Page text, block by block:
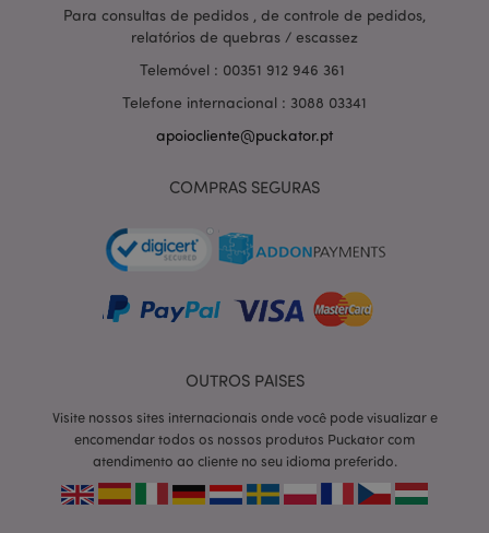
Para consultas de pedidos , de controle de pedidos,
relatórios de quebras / escassez
Telemóvel : 00351 912 946 361
Telefone internacional : 3088 03341
apoiocliente@puckator.pt
COMPRAS SEGURAS
OUTROS PAISES
Visite nossos sites internacionais onde você pode visualizar e
encomendar todos os nossos produtos Puckator com
atendimento ao cliente no seu idioma preferido.
www.puckator.pt